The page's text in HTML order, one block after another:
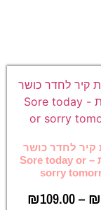
לחדר כושר
באנגלית – Sore today or
sorry
₪
–
₪109.00